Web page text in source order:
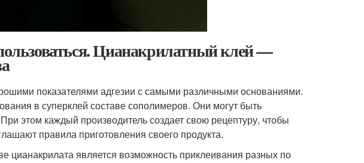
Цианакрилатный клей —
показателями адгезии с самыми различными основаниями.
в суперклей составе сополимеров. Они могут быть
этом каждый производитель создает свою рецептуру, чтобы
правила приготовления своего продукта.
цианакрилата является возможность приклеивания разных по